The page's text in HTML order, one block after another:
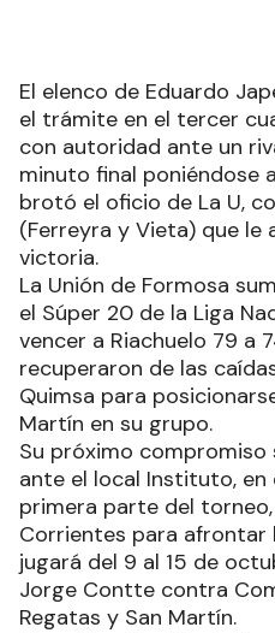
El elenco de Eduardo
el trámite en el tercer
con autoridad ante un
minuto final poniéndose
brotó el oficio de La U,
(Ferreyra y Vieta) que le
victoria.
La Unión de Formosa
el Súper 20 de la Liga
vencer a Riachuelo 79 a
recuperaron de las
Quimsa para
Martín en su grupo.
Su próximo compromiso
ante el local Instituto,
primera parte del
Corrientes para afrontar
jugará del 9 al 15 de
Jorge Contte contra
Regatas y San Martín.